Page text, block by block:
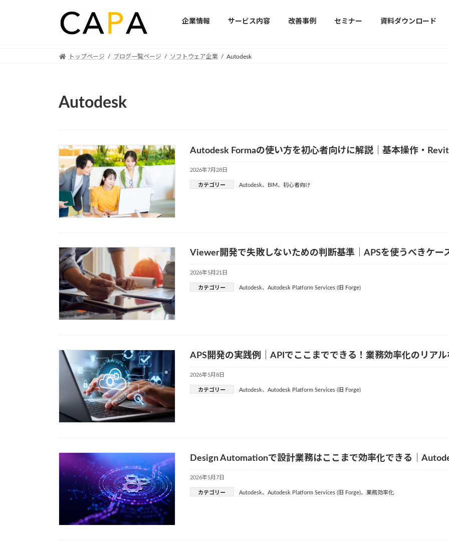
企業情報 サービス内容 改善事例 セミナー 資料ダウンロード
トップページ ブログ一覧ページ ソフトウェア企業 Autodesk
Autodesk
Autodesk Formaの使い方を初心者向けに解説｜基本操作・
2026年7月28日
カテゴリー Autodesk、 BIM、 初心者向け
Viewer開発で失敗しないための判断基準｜APSを使うべきケー
2026年5月21日
カテゴリー Autodesk、 Autodesk Platform Services (旧 Forge)
APS開発の実践例｜APIでここまでできる！業務効率化のリアル
2026年5月8日
カテゴリー Autodesk、 Autodesk Platform Services (旧 Forge)
Design Automationで設計業務はここまで効率化できる｜
2026年5月7日
カテゴリー Autodesk、 Autodesk Platform Services (旧 Forge)、 業務効率化